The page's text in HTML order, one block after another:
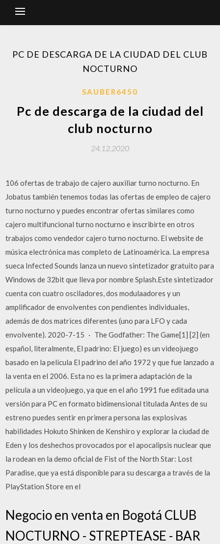
PC DE DESCARGA DE LA CIUDAD DEL CLUB
NOCTURNO
SAUBER6450
Pc de descarga de la ciudad del
club nocturno
24.12.2020
106 ofertas de trabajo de cajero auxiliar turno nocturno. En
Jobatus también tenemos todas las ofertas de empleo de cajero
turno nocturno y puedes encontrar ofertas similares como
cajero multifuncional turno nocturno e inscribirte en otros
trabajos como vendedor cajero turno nocturno. El website de
música electrónica mas completo de Latinoamérica. La empresa
sueca Infected Sounds lanza un nuevo sintetizador gratuito para
Windows de 32bit que lleva por nombre Splash.Este sintetizador
cuenta con cuatro osciladores, dos modulaadores y un
amplificador de envolventes con pendientes individuales,
además de dos matrices diferentes (uno para LFO y cada
envolvente). 2020-7-15 · The Godfather: The Game[1] [2] (en
español, literalmente, El padrino: El juego) es un videojuego
basado en la película El padrino del año 1972 y que fue lanzado a
la venta en el 2006. Esta no es la primera adaptación de la
película a un videojuego, ya que en el año 1991 fue editada una
versión para PC en formato bidimensional titulada Antes de su
estreno puedes sentir en primera persona las explosivas
habilidades Hokuto Shinken de Kenshiro y explorar la ciudad de
Eden y los deshechos provocados por el apocalipsis nuclear que
la rodean en la demo oficial de Fist of the North Star: Lost
Paradise, que ya está disponible para su descarga a través de la
PlayStation Store en el
Negocio en venta en Bogotá CLUB
NOCTURNO - STREPTEASE - BAR